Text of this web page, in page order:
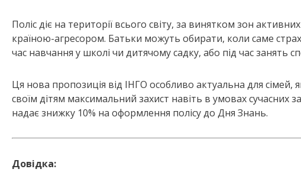
Поліс діє на території всього світу, за винятком зон
країною-агресором. Батьки можуть обирати, коли саме
час навчання у школі чи дитячому садку, або під час занять
Ця нова пропозиція від ІНГО особливо актуальна для сімей,
своїм дітям максимальний захист навіть в умовах сучасних
надає знижку 10% на оформлення полісу до Дня Знань.
Довідка: